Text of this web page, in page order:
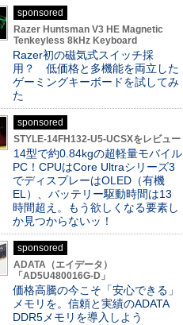
sponsored
Razer Huntsman V3 HE Magnetic
Tenkeyless 8kHz Keyboard
Razer初の磁気式スイッチ採
用？ 低価格と多機能を両立した
ゲーミングキーボードを試してみ
た
sponsored
STYLE-14FH132-U5-UCSXをレビュー
14型で約0.84kgの超軽量モバイル
PC！CPUはCore Ultraシリーズ3
でディスプレーはOLED（有機
EL）、バッテリー駆動時間は13
時間超え。もう欲しくなる要素し
か見つからないッ！
sponsored
ADATA（エイデータ）
「AD5U480016G-D」
価格高騰の今こそ「安心できる」
メモリを。信頼と実績のADATA
DDR5メモリを導入しよう